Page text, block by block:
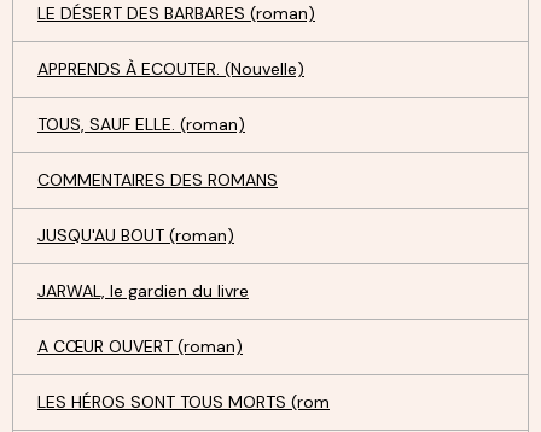
LE DÉSERT DES BARBARES (roman)
APPRENDS À ECOUTER. (Nouvelle)
TOUS, SAUF ELLE. (roman)
COMMENTAIRES DES ROMANS
JUSQU'AU BOUT (roman)
JARWAL, le gardien du livre
A CŒUR OUVERT (roman)
LES HÉROS SONT TOUS MORTS (rom